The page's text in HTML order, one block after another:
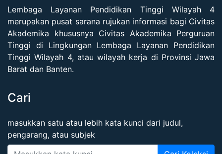
Lembaga Layanan Pendidikan Tinggi Wilayah 4
merupakan pusat sarana rujukan informasi bagi Civitas
Akademika khususnya Civitas Akademika Perguruan
Tinggi di Lingkungan Lembaga Layanan Pendidikan
Tinggi Wilayah 4, atau wilayah kerja di Provinsi Jawa
Barat dan Banten.
Cari
masukkan satu atau lebih kata kunci dari judul,
pengarang, atau subjek